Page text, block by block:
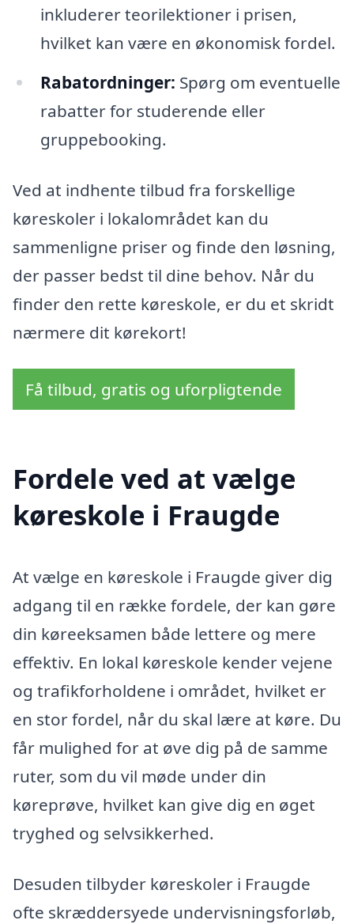
inkluderer teorilektioner i prisen,
hvilket kan være en økonomisk fordel.
Rabatordninger: Spørg om eventuelle
rabatter for studerende eller
gruppebooking.
Ved at indhente tilbud fra forskellige
køreskoler i lokalområdet kan du
sammenligne priser og finde den løsning,
der passer bedst til dine behov. Når du
finder den rette køreskole, er du et skridt
nærmere dit kørekort!
Få tilbud, gratis og uforpligtende
Fordele ved at vælge
køreskole i Fraugde
At vælge en køreskole i Fraugde giver dig
adgang til en række fordele, der kan gøre
din køreeksamen både lettere og mere
effektiv. En lokal køreskole kender vejene
og trafikforholdene i området, hvilket er
en stor fordel, når du skal lære at køre. Du
får mulighed for at øve dig på de samme
ruter, som du vil møde under din
køreprøve, hvilket kan give dig en øget
tryghed og selvsikkerhed.
Desuden tilbyder køreskoler i Fraugde
ofte skræddersyede undervisningsforløb,